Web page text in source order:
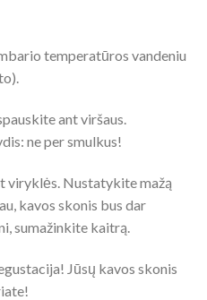
temperatūros vandeniu
ant viršaus.
ne per smulkus!
viryklės. Nustatykite mažą
kavos skonis bus dar
sumažinkite kaitrą.
Jūsų kavos skonis